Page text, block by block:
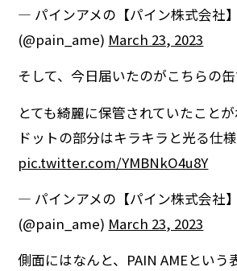
— パインアメの【パイン株式会社
(@pain_ame) March 23, 2023
そして、今日届いたのがこちらの缶
とても綺麗に保管されていたことが
ドットの部分はキラキラと光る仕様
pic.twitter.com/YMBNkO4u8Y
— パインアメの【パイン株式会社
(@pain_ame) March 23, 2023
側面にはなんと、PAIN AMEという